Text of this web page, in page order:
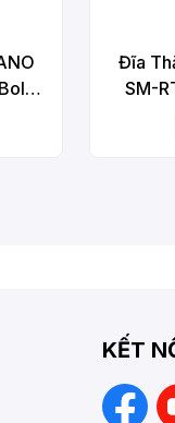
Đĩa
SM-
KẾT